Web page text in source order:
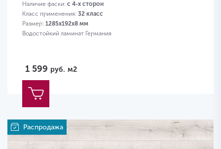
Наличие фаски: с 4-х сторон
Класс применения: 32 класс
Размер: 1285х192х8 мм
Водостойкий ламинат Германия
1 599 руб. м2
Распродажа